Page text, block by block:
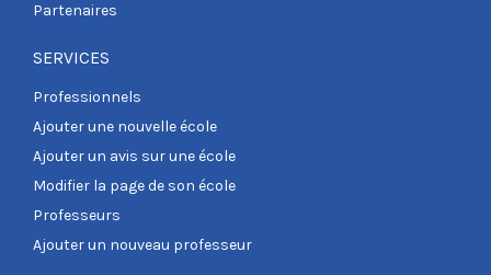
Partenaires
SERVICES
Professionnels
Ajouter une nouvelle école
Ajouter un avis sur une école
Modifier la page de son école
Professeurs
Ajouter un nouveau professeur